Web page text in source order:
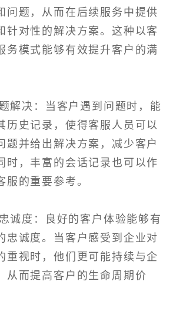
问题，从而在后续服务中提供
针对性的解决方案。这种以客
务模式能够有效提升客户的满
解决：当客户遇到问题时，能
历史记录，使得客服人员可以
题并给出解决方案，减少客户
时，丰富的会话记录也可以作
服的重要参考。
诚度：良好的客户体验能够有
忠诚度。当客户感受到企业对
重视时，他们更可能持续与企
从而提高客户的生命周期价